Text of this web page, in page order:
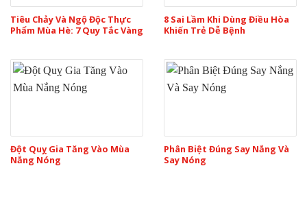
Tiêu Chảy Và Ngộ Độc Thực
Phẩm Mùa Hè: 7 Quy Tắc Vàng
8 Sai Lầm Khi Dùng Điều Hòa
Khiến Trẻ Dễ Bệnh
Đột Quỵ Gia Tăng Vào Mùa
Nắng Nóng
Phân Biệt Đúng Say Nắng Và
Say Nóng